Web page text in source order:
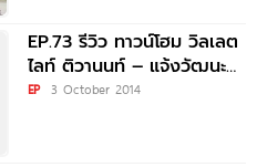
EP.73 รีวิว ทาวน์โฮม วิลเลต
ไลท์ ติวานนท์ – แจ้งวัฒนะ
VILLETTE LITE
EP 3 October 2014